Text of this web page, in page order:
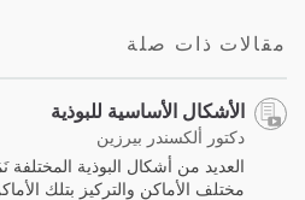
مقالات ذات صلة
الأشكال الأساسية للبوذية
دكتور ألكسندر بيرزين
العديد من أشكال البوذية المختلفة
مختلف الأماكن والتركيز بتلك